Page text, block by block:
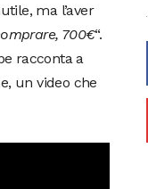
ma l’aver
700€“.
racconta a
un video che